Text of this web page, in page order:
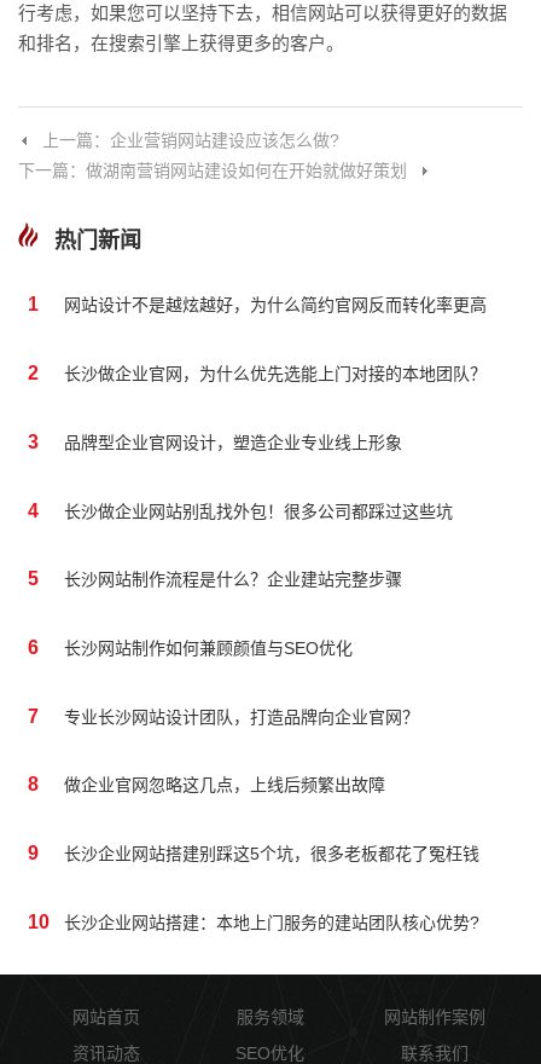
行考虑，如果您可以坚持下去，相信网站可以获得更好的数据
和排名，在搜索引擎上获得更多的客户。
上一篇：企业营销网站建设应该怎么做?
下一篇：做湖南营销网站建设如何在开始就做好策划
热门新闻
1 网站设计不是越炫越好，为什么简约官网反而转化率更高
2 长沙做企业官网，为什么优先选能上门对接的本地团队？
3 品牌型企业官网设计，塑造企业专业线上形象
4 长沙做企业网站别乱找外包！很多公司都踩过这些坑
5 长沙网站制作流程是什么？企业建站完整步骤
6 长沙网站制作如何兼顾颜值与SEO优化
7 专业长沙网站设计团队，打造品牌向企业官网？
8 做企业官网忽略这几点，上线后频繁出故障
9 长沙企业网站搭建别踩这5个坑，很多老板都花了冤枉钱
10 长沙企业网站搭建：本地上门服务的建站团队核心优势?
网站首页 服务领域
网站制作案例
资讯动态
SEO优化 联系我们